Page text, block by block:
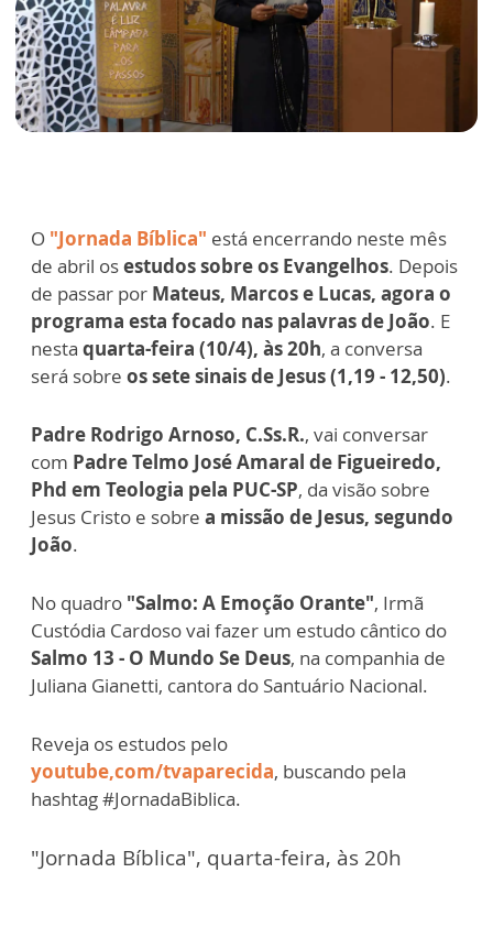
O "Jornada Bíblica" está encerrando neste mês
de abril osestudos sobre os Evangelhos. Depois
de passar por Mateus, Marcos e Lucas, agora o
programa esta focado nas palavras de João. E
nesta quarta-feira (10/4), às 20h, a conversa
será sobre os sete sinais de Jesus (1,19 - 12,50).
Padre Rodrigo Arnoso, C.Ss.R., vai conversar
com Padre Telmo José Amaral de Figueiredo,
Phd em Teologia pela PUC-SP, da visão sobre
Jesus Cristo e sobre a missão de Jesus, segundo
João.
No quadro "Salmo: A Emoção Orante", Irmã
Custódia Cardoso vai fazer um estudo cântico do
Salmo 13 - O Mundo Se Deus, na companhia de
Juliana Gianetti, cantora do Santuário Nacional.
Reveja os estudos pelo
youtube,com/tvaparecida, buscando pela
hashtag #JornadaBiblica.
"Jornada Bíblica", quarta-feira, às 20h